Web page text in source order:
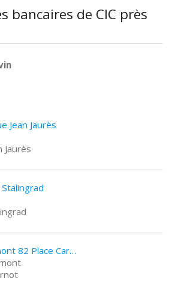
bancaires de CIC près
Jean Jaurès
Jaurès
Stalingrad
CIC Hénin-Beaumont 82 Place Carnot